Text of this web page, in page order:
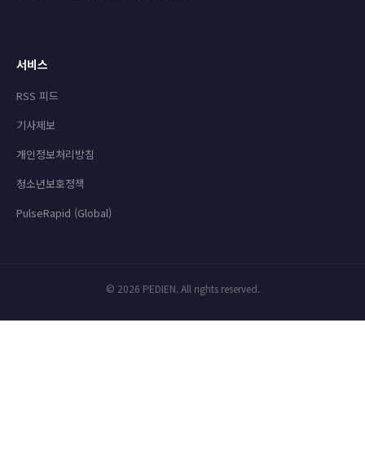
서비스
RSS 피드
기사제보
개인정보처리방침
청소년보호정책
PulseRapid (Global)
© 2026 PEDIEN. All rights reserved.